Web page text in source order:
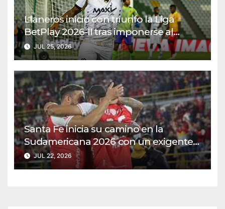
Llaneros inició con triunfo la Liga
BetPlay 2026-II tras imponerse al
Deportivo Pereira
JUL 25, 2026
Santa Fe inicia su camino en la
Sudamericana 2026 con un exigente
duelo ante Caracas
JUL 22, 2026